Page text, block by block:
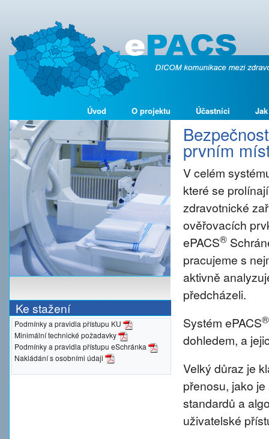
Úvod O projektu Účastníci
Ke stažení
Podmínky a pravidla přístupu KU
Minimální technické požadavky
Podmínky a pravidla přístupu eSchránka
Nakládání s osobními údaji
prvním
V celém
které se
zdravotnické
ověřovacích
ePACS®
pracujeme s
aktivně
předcházeli.
Systém ePACS®
dohledem, a
Velký důraz je
přenosu, jako
standardů a
uživatelské